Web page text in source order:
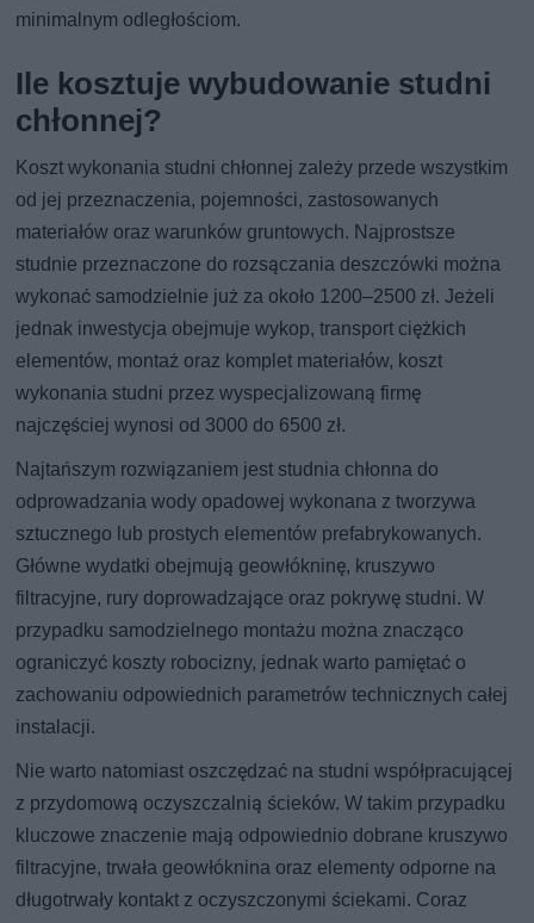
minimalnym odległościom.
Ile kosztuje wybudowanie studni
chłonnej?
Koszt wykonania studni chłonnej zależy przede wszystkim
od jej przeznaczenia, pojemności, zastosowanych
materiałów oraz warunków gruntowych. Najprostsze
studnie przeznaczone do rozsączania deszczówki można
wykonać samodzielnie już za około 1200–2500 zł. Jeżeli
jednak inwestycja obejmuje wykop, transport ciężkich
elementów, montaż oraz komplet materiałów, koszt
wykonania studni przez wyspecjalizowaną firmę
najczęściej wynosi od 3000 do 6500 zł.
Najtańszym rozwiązaniem jest studnia chłonna do
odprowadzania wody opadowej wykonana z tworzywa
sztucznego lub prostych elementów prefabrykowanych.
Główne wydatki obejmują geowłókninę, kruszywo
filtracyjne, rury doprowadzające oraz pokrywę studni. W
przypadku samodzielnego montażu można znacząco
ograniczyć koszty robocizny, jednak warto pamiętać o
zachowaniu odpowiednich parametrów technicznych całej
instalacji.
Nie warto natomiast oszczędzać na studni współpracującej
z przydomową oczyszczalnią ścieków. W takim przypadku
kluczowe znaczenie mają odpowiednio dobrane kruszywo
filtracyjne, trwała geowłóknina oraz elementy odporne na
długotrwały kontakt z oczyszczonymi ściekami. Coraz